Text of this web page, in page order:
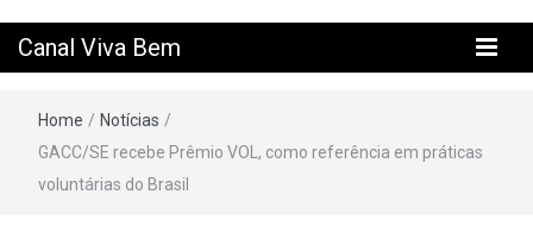
Canal Viva Bem
Home / Notícias /
GACC/SE recebe Prêmio VOL, como referência em práticas
voluntárias do Brasil